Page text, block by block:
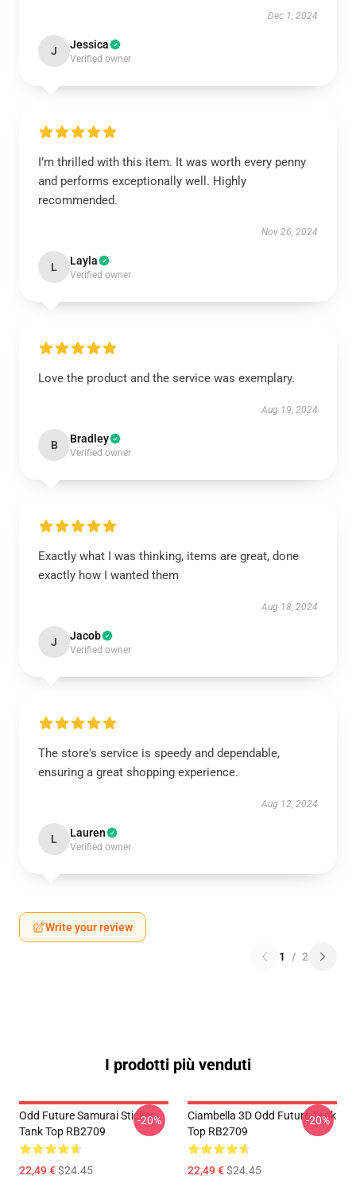
Dec 1, 2024
J Jessica
Verified owner
I’m thrilled with this item. It was worth every penny
and performs exceptionally well. Highly
recommended.
Nov 26, 2024
L Layla
Verified owner
Love the product and the service was exemplary.
Aug 19, 2024
B Bradley
Verified owner
Exactly what I was thinking, items are great, done
exactly how I wanted them
Aug 18, 2024
J Jacob
Verified owner
The store's service is speedy and dependable,
ensuring a great shopping experience.
Aug 12, 2024
L Lauren
Verified owner
Write your review
1 / 2
I prodotti più venduti
Odd Future Samurai Sticker
Tank Top RB2709
22,49 €$24.45
-20%
Ciambella 3D Odd Future Tank
Top RB2709
22,49 €$24.45
-20%